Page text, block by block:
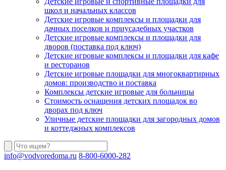
школ и начальных классов
Детские игровые комплексы и площадки для
дачных поселков и приусадебных участков
Детские игровые комплексы и площадки для
дворов (поставка под ключ)
Детские игровые комплексы и площадки для кафе
и ресторанов
Детские игровые площадки для многоквартирных
домов: производство и поставка
Комплексы детские игровые для больницы
Стоимость оснащения детских площадок во
дворах под ключ
Уличные детские площадки для загородных домов
и коттеджных комплексов
info@vodvoredoma.ru 8-800-6000-282